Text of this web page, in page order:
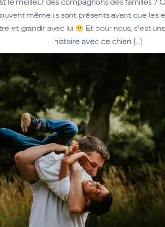
le meilleur des compagnons des familles ?
même ils sont présents avant que les
et grandir avec lui
Et pour nous, c’est
histoire avec ce chien […]